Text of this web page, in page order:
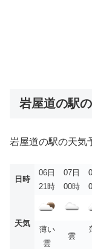
岩屋道の駅
岩屋道の駅の天気
日時
06日
21時
07日
00時
天気
薄い
雲
雲